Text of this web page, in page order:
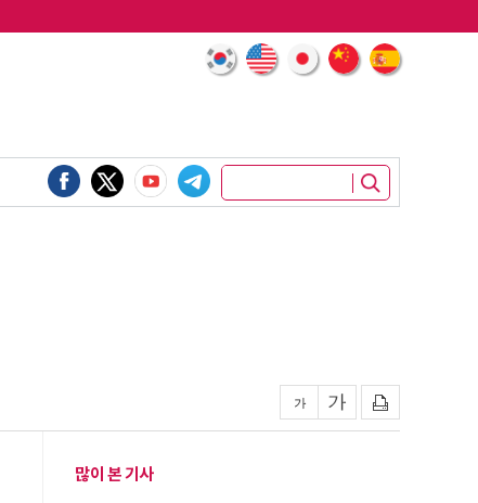
많이 본 기사